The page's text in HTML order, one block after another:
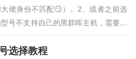
佬身份不匹配😏）。2、或者之前选
型号不支持自己的黑群晖主机，需要重
选择型号（蚂蚁玩大象，无法匹配
。下面进入操作演示。第1步：群晖
选择教程